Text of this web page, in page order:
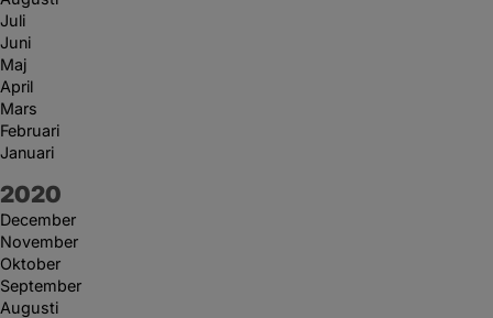
Juli
Juni
Maj
April
Mars
Februari
Januari
År:
2020
December
November
Oktober
September
Augusti